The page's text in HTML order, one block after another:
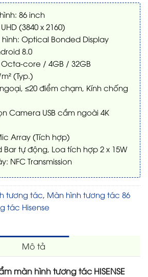
86 inch
(3840 x 2160)
Optical Bonded Display
8.0
core / 4GB / 32GB
(Typ.)
≤20 điểm chạm, Kính chống
Camera USB cắm ngoài 4K
Array (Tích hợp)
Bar tự động, Loa tích hợp 2 x 15W
NFC Transmission
tương tác Màn hình tương tác 86
tác Hisense
Mô tả
màn hình tương tác HISENSE